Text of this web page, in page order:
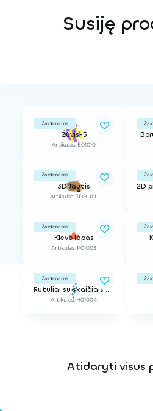
Susiję
Žaidimams
Žuvis-5
Artikulas: E01010
Žaidimams
3D Jautis
Artikulas: 3DBULL
Žaidimams
Klevo lapas
Artikulas: F01003
Žaidimams
Rutuliai su skaičiais 1-10 (EPDM 2D) D=30cm
Artikulas: H01004
Atidaryti visus